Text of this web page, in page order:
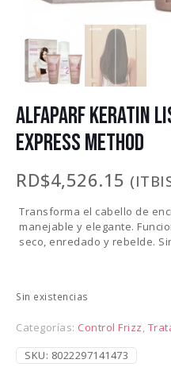
ALFAPARF KERATIN
EXPRESS METHOD
RD$4,526.15
Transforma el cabello de
manejable y elegante.
seco, enredado y rebelde.
Sin existencias
Categorías: Control Frizz,
SKU: 8022297141473